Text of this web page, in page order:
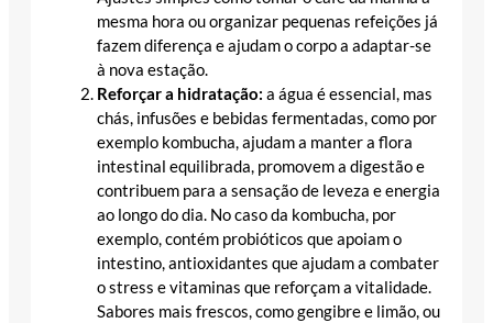
mesma hora ou organizar pequenas refeições já
fazem diferença e ajudam o corpo a adaptar-se
à nova estação.
Reforçar a hidratação: a água é essencial, mas
chás, infusões e bebidas fermentadas, como por
exemplo kombucha, ajudam a manter a flora
intestinal equilibrada, promovem a digestão e
contribuem para a sensação de leveza e energia
ao longo do dia. No caso da kombucha, por
exemplo, contém probióticos que apoiam o
intestino, antioxidantes que ajudam a combater
o stress e vitaminas que reforçam a vitalidade.
Sabores mais frescos, como gengibre e limão, ou